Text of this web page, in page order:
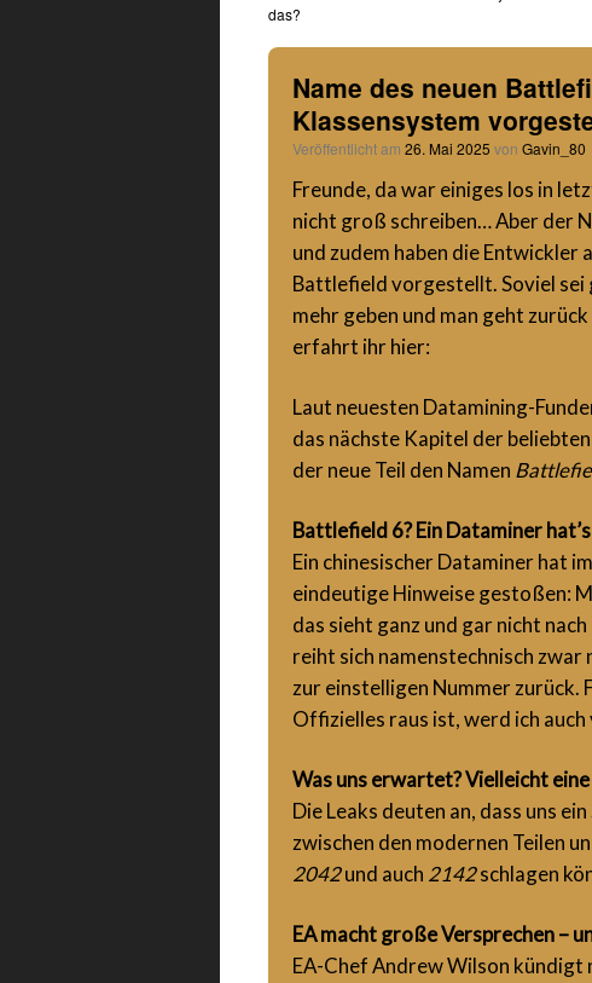
das?
Name des neuen
Klassensystem
Veröffentlicht am 26. Mai 2025 von Gavin_80
Freunde, da war einiges los in
nicht groß schreiben… Aber der
und zudem haben die Entwickler
Battlefield vorgestellt. Soviel sei
mehr geben und man geht
erfahrt ihr hier:
Laut neuesten Datamining-
das nächste Kapitel der
der neue Teil den Namen
Battlefield 6? Ein Dataminer
Ein chinesischer Dataminer hat
eindeutige Hinweise gestoßen:
das sieht ganz und gar nicht
reiht sich namenstechnisch
zur einstelligen Nummer zurück.
Offizielles raus ist, werd ich
Was uns erwartet? Vielleicht
Die Leaks deuten an, dass uns
zwischen den modernen Teilen
2042und auch 2142schlagen
EA macht große Versprechen –
EA-Chef Andrew Wilson kündigt